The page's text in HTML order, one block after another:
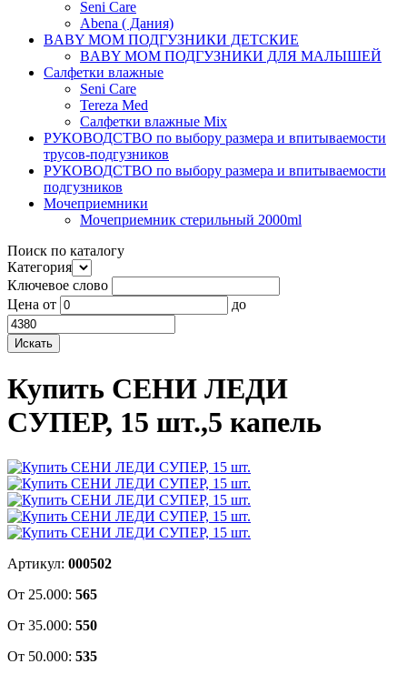
Seni Care
Abena ( Дания)
BABY MOM ПОДГУЗНИКИ ДЕТСКИЕ
BABY MOM ПОДГУЗНИКИ ДЛЯ МАЛЫШЕЙ
Салфетки влажные
Seni Care
Tereza Med
Салфетки влажные Mix
РУКОВОДСТВО по выбору размера и впитываемости
трусов-подгузников
РУКОВОДСТВО по выбору размера и впитываемости
подгузников
Мочеприемники
Мочеприемник стерильный 2000ml
Поиск по каталогу
Категория
Ключевое слово
Цена от до
Купить СЕНИ ЛЕДИ
СУПЕР, 15 шт.,5 капель
Артикул: 000502
От 25.000: 565
От 35.000: 550
От 50.000: 535